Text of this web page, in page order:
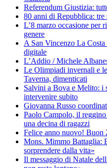
Referendum Giustizia:
80 anni di Repubblica: tre
L’8 marzo occasione per
genere
A San Vincenzo La
digitale
L’Addio / Michele
Le Olimpiadi invernali e
Taverna, dimenticati
Salvini a Bova e Melito: i
intervenire subito
Giovanna Russo
Paolo Campolo, il
una decina di ragazzi
Felice anno nuovo! Buon
Mons. Mimmo Battaglia:
sorprendere dalla vita»
Il messaggio di Natale